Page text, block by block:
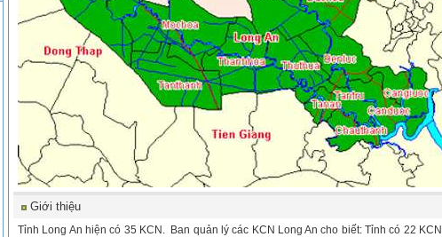
Giới thiệu
Tỉnh Long An hiện có 35 KCN. Ban quản lý các KCN Long An cho biết: Tỉnh có 22 KCN